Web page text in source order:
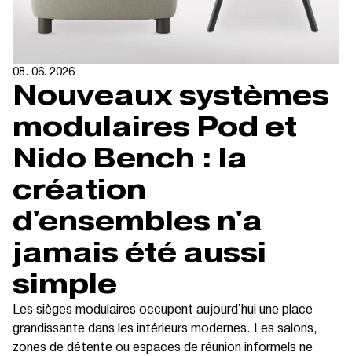
08. 06. 2026
Nouveaux systèmes
modulaires Pod et
Nido Bench : la
création
d'ensembles n'a
jamais été aussi
simple
Les sièges modulaires occupent aujourd'hui une place
grandissante dans les intérieurs modernes. Les salons,
zones de détente ou espaces de réunion informels ne